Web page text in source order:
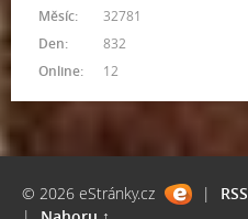
Online: 12
Měsíc:
32781
Den:
832
© 2026 eStránky.cz | RSS